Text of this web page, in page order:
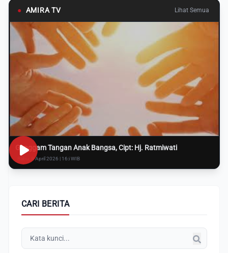
● AMIRA TV Lihat Semua
Genggam Tangan Anak Bangsa, Cipt: Hj. Ratmiwati
Rabu, 8 April 2026 | 16:i WIB
CARI BERITA